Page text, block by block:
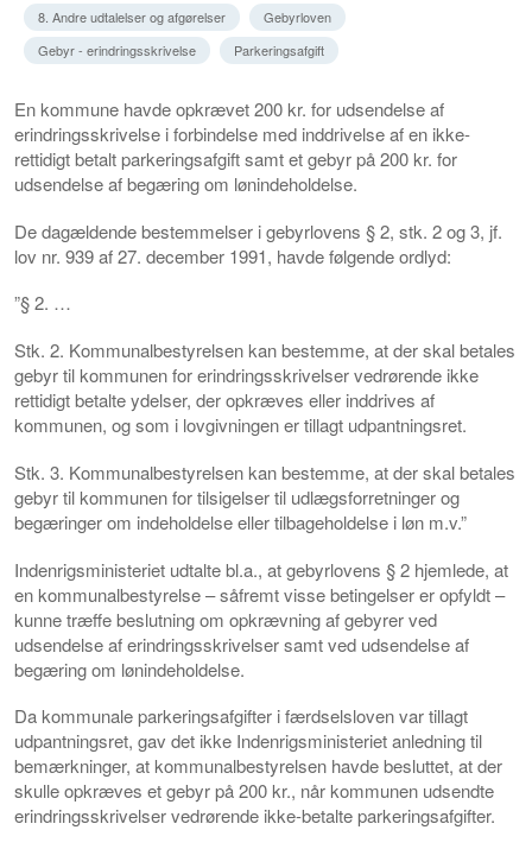
8. Andre udtalelser og afgørelser
Gebyrloven
Gebyr - erindringsskrivelse
Parkeringsafgift
En kommune havde opkrævet 200 kr. for udsendelse af
erindringsskrivelse i forbindelse med inddrivelse af en ikke-
rettidigt betalt parkeringsafgift samt et gebyr på 200 kr. for
udsendelse af begæring om lønindeholdelse.
De dagældende bestemmelser i gebyrlovens § 2, stk. 2 og 3, jf.
lov nr. 939 af 27. december 1991, havde følgende ordlyd:
”§ 2. …
Stk. 2. Kommunalbestyrelsen kan bestemme, at der skal betales
gebyr til kommunen for erindringsskrivelser vedrørende ikke
rettidigt betalte ydelser, der opkræves eller inddrives af
kommunen, og som i lovgivningen er tillagt udpantningsret.
Stk. 3. Kommunalbestyrelsen kan bestemme, at der skal betales
gebyr til kommunen for tilsigelser til udlægsforretninger og
begæringer om indeholdelse eller tilbageholdelse i løn m.v.”
Indenrigsministeriet udtalte bl.a., at gebyrlovens § 2 hjemlede, at
en kommunalbestyrelse – såfremt visse betingelser er opfyldt –
kunne træffe beslutning om opkrævning af gebyrer ved
udsendelse af erindringsskrivelser samt ved udsendelse af
begæring om lønindeholdelse.
Da kommunale parkeringsafgifter i færdselsloven var tillagt
udpantningsret, gav det ikke Indenrigsministeriet anledning til
bemærkninger, at kommunalbestyrelsen havde besluttet, at der
skulle opkræves et gebyr på 200 kr., når kommunen udsendte
erindringsskrivelser vedrørende ikke-betalte parkeringsafgifter.